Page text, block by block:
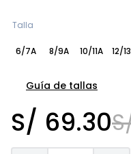
Talla
6/7A 8/9A 10/11A 12/
Guía de tallas
S/ 69.30
9.
10. sandalias niño